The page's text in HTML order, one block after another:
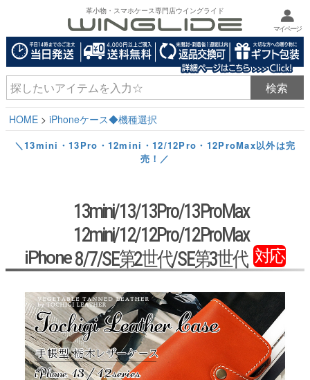
革小物・スマホケース専門店ウイングライド
マイページ
HOME iPhoneケース◆機種選択
＼13mini・13Pro・12mini・12/12Pro・12ProMax以外は完
売！／
iPhone
13mini/13/13Pro/13ProMax
12mini/12/12Pro/12ProMax
8/7/SE第2世代/SE第3世代 対応